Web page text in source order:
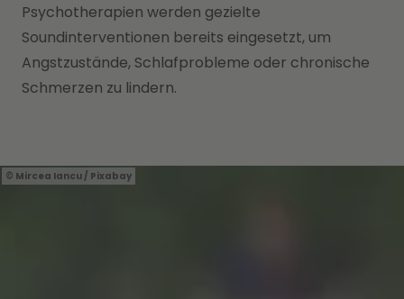
Psychotherapien werden gezielte
Soundinterventionen bereits eingesetzt, um
Angstzustände, Schlafprobleme oder chronische
Schmerzen zu lindern.
Mircea Iancu / Pixabay